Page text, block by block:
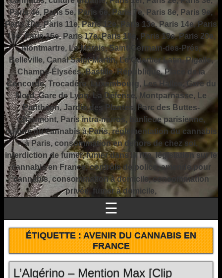
Paris 4e, Paris 5e, Paris 6e, Paris 7e, Paris 8e, Paris 9e,
Paris 10e, Paris 11e, Paris 12e, Paris 13e, Paris 14e, Paris
15e, Paris 16e, Paris 17e, Paris 18e, Paris 19e, Paris 20e,
Montmartre, Le Marais, Saint-Germain-des-Prés,
Belleville, Canal Saint-Martin, Le Quartier Latin, Pigalle,
Champs-Élysées, Bastille, République, Place de la
Concorde, Trocadéro, Luxembourg, Les Halles, Gare du
Nord, Gare de Lyon, La Défense, Montparnasse, Le
Panthéon, Jardin des Plantes, Parc des Buttes-
Chaumont, Paris intra-muros, banlieue parisienne,
culture du cannabis à Paris, réglementation du cannabis
à Paris, consommation en dehors de chez soi,
interdiction de fumer, fumer dans la rue, législation sur le
cannabis en France, contrôle de police, amende pour
cannabis, consommation à domicile, consommation
privée, fumer à domicile,
☰
ÉTIQUETTE :AVENIR DU CANNABIS EN
FRANCE
L’Algérino – Mention Max [Clip